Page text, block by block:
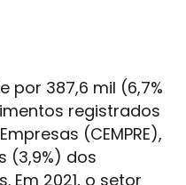
por 387,6 mil (6,7%
registrados
(CEMPRE),
(3,9%) dos
Em 2021, o setor